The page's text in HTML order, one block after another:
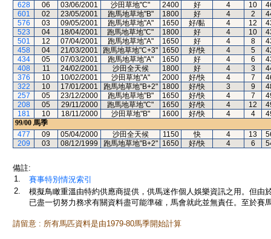
628
06 03/06/2001 沙田草地"C" 2400 好 4 10
601
02 23/05/2001 跑馬地草地"B" 1800 好 4 2
576
03 09/05/2001 跑馬地草地"A" 1650 好/黏 4 12
523
04 18/04/2001 跑馬地草地"C" 1800 好 4 10
501
12 07/04/2001 跑馬地草地"A" 1650 好 4 8
458
04 21/03/2001 跑馬地草地"C+3" 1650 好/快 4 5
434
05 07/03/2001 跑馬地草地"A" 1650 好 4 6
408
11 24/02/2001 沙田全天候 1800 好 4 3
376
10 10/02/2001 沙田草地"A" 2000 好/快 4 7
322
10 17/01/2001 跑馬地草地"B+2" 1800 好/快 3 9
257
05 23/12/2000 跑馬地草地"B" 1650 好/快 4 7
208
05 29/11/2000 跑馬地草地"C" 1650 好/快 4 12
181
10 18/11/2000 沙田草地"B" 1600 好/快 4 4
99/00 馬季
477
09 05/04/2000 沙田全天候 1150 快 4 13
209
03 08/12/1999 跑馬地草地"B+2" 1650 好/快 4 6
備註:
1.
賽事特別情況索引
2.
模擬鳥瞰重溫由特約供應商提供，供馬迷作個人娛樂資訊之用。但
已盡一切努力務求有關資料盡可能準確，馬會就此並無責任。至於賽
請留意 : 所有馬匹資料是由1979-80馬季開始計算